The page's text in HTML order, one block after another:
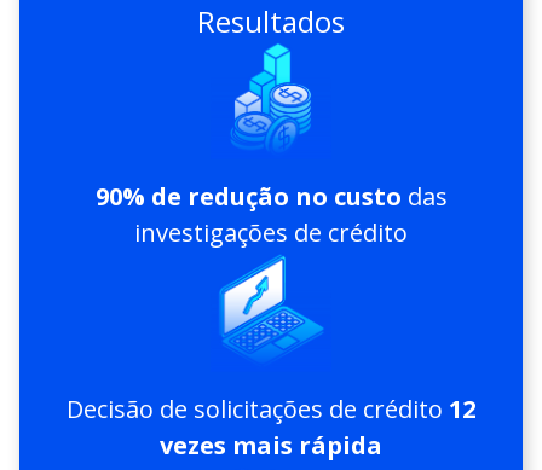
Resultados
90% de redução no custo das
investigações de crédito
Decisão de solicitações de crédito 12
vezes mais rápida